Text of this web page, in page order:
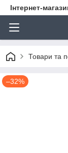
Інтернет-
Товари та
–32%